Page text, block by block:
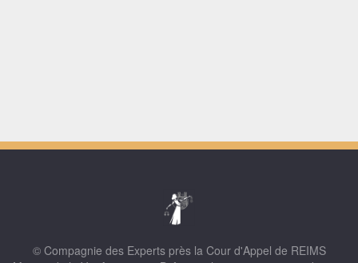
© Compagnie des Experts près la Cour d'Appel de REIMS